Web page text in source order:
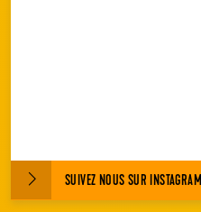
SUIVEZ NOUS SUR INSTAGRAM